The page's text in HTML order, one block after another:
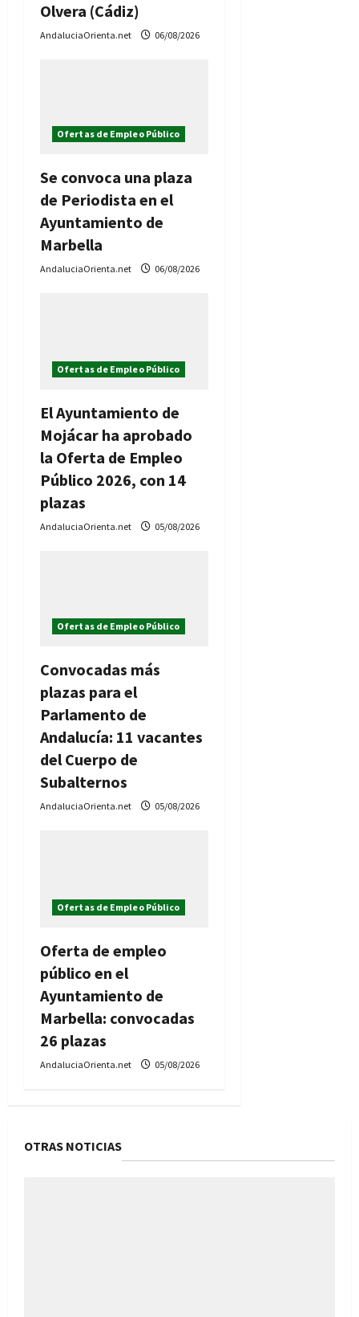
Olvera (Cádiz)
AndaluciaOrienta.net 06/08/2026
Ofertas de Empleo Público
Se convoca una plaza
de Periodista en el
Ayuntamiento de
Marbella
AndaluciaOrienta.net 06/08/2026
Ofertas de Empleo Público
El Ayuntamiento de
Mojácar ha aprobado
la Oferta de Empleo
Público 2026, con 14
plazas
AndaluciaOrienta.net 05/08/2026
Ofertas de Empleo Público
Convocadas más
plazas para el
Parlamento de
Andalucía: 11 vacantes
del Cuerpo de
Subalternos
AndaluciaOrienta.net 05/08/2026
Ofertas de Empleo Público
Oferta de empleo
público en el
Ayuntamiento de
Marbella: convocadas
26 plazas
AndaluciaOrienta.net 05/08/2026
OTRAS NOTICIAS